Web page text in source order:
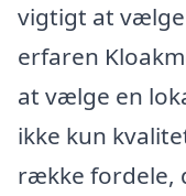
vigtigt at
erfaren
at vælge en
ikke kun
række fordele,